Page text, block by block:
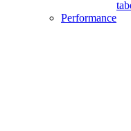
Performance